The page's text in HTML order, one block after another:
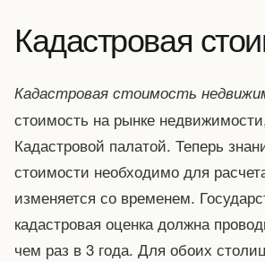
Кадастровая
Кадастровая стоимость
стоимость на рынке
Кадастровой палатой. Теперь
стоимости необходимо для
изменяется со временем.
кадастровая оценка должна
чем раз в 3 года. Для обоих